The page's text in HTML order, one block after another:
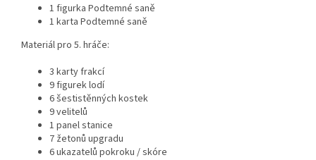
1 figurka Podtemné saně
1 karta Podtemné saně
Materiál pro 5. hráče:
3 karty frakcí
9 figurek lodí
6 šestistěnných kostek
9 velitelů
1 panel stanice
7 žetonů upgradu
6 ukazatelů pokroku / skóre